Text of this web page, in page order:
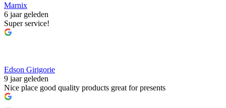
Marnix
6 jaar geleden
Super service!
Edson Girigorie
9 jaar geleden
Nice place good quality products great for presents